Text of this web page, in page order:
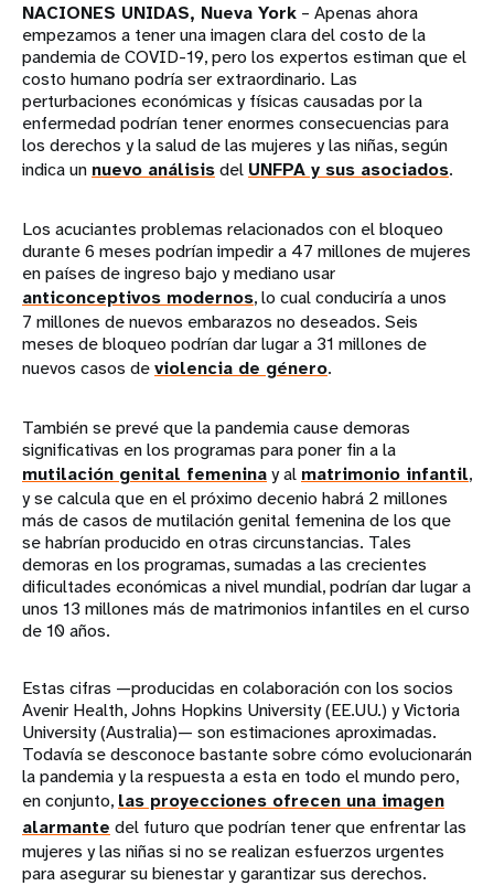
NACIONES UNIDAS, Nueva York – Apenas ahora
empezamos a tener una imagen clara del costo de la
pandemia de COVID-19, pero los expertos estiman que el
costo humano podría ser extraordinario. Las
perturbaciones económicas y físicas causadas por la
enfermedad podrían tener enormes consecuencias para
los derechos y la salud de las mujeres y las niñas, según
indica un nuevo análisisdel UNFPA y sus asociados.
Los acuciantes problemas relacionados con el bloqueo
durante 6 meses podrían impedir a 47 millones de mujeres
en países de ingreso bajo y mediano usar
anticonceptivos modernos, lo cual conduciría a unos
7 millones de nuevos embarazos no deseados. Seis
meses de bloqueo podrían dar lugar a 31 millones de
nuevos casos deviolencia de género.
También se prevé que la pandemia cause demoras
significativas en los programas para poner fin a la
mutilación genital femeninay al matrimonio infantil,
y se calcula que en el próximo decenio habrá 2 millones
más de casos de mutilación genital femenina de los que
se habrían producido en otras circunstancias. Tales
demoras en los programas, sumadas a las crecientes
dificultades económicas a nivel mundial, podrían dar lugar a
unos 13 millones más de matrimonios infantiles en el curso
de 10 años.
Estas cifras —producidas en colaboración con los socios
Avenir Health, Johns Hopkins University (EE.UU.) y Victoria
University (Australia)— son estimaciones aproximadas.
Todavía se desconoce bastante sobre cómo evolucionarán
la pandemia y la respuesta a esta en todo el mundo pero,
en conjunto, las proyecciones ofrecen una imagen
alarmante del futuro que podrían tener que enfrentar las
mujeres y las niñas si no se realizan esfuerzos urgentes
para asegurar su bienestar y garantizar sus derechos.